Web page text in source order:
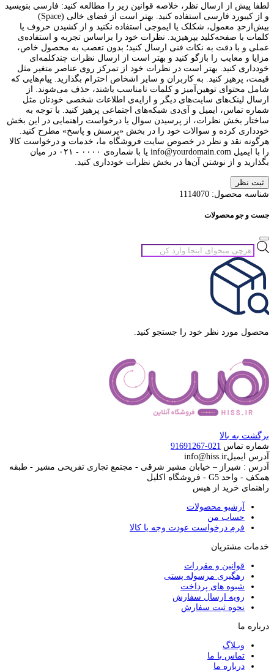
لطفا پیش از ارسال نظر، خلاصه قوانین زیر را مطالعه کنید: فارسی بنویسید
و از کیبورد فارسی استفاده کنید. بهتر است از فضای خالی (Space)
بیش‌از‌حدِ معمول، شکلک یا ایموجی استفاده نکنید و از کشیدن حروف یا
کلمات با صفحه‌کلید بپرهیزید. نظرات خود را براساس تجربه و استفاده‌ی
عملی و با دقت به نکات فنی ارسال کنید؛ بدون تعصب به محصول خاص،
مزایا و معایب را بازگو کنید و بهتر است از ارسال نظرات چندکلمه‌‌ای
خودداری کنید. بهتر است در نظرات خود از تمرکز روی عناصر متغیر مثل
قیمت، پرهیز کنید. به کاربران و سایر اشخاص احترام بگذارید. پیام‌هایی که
شامل محتوای توهین‌آمیز و کلمات نامناسب باشند، حذف می‌شوند. از
ارسال لینک‌های سایت‌های دیگر و ارایه‌ی اطلاعات شخصی خودتان مثل
شماره تماس، ایمیل و آی‌دی شبکه‌های اجتماعی پرهیز کنید. با توجه به
ساختار بخش نظرات، از پرسیدن سوال یا درخواست راهنمایی در این بخش
خودداری کرده و سوالات خود را در بخش «پرسش و پاسخ» مطرح کنید.
هرگونه نقد و نظر در خصوص سایت فروشگاه ما، خدمات و درخواست کالا
را با ایمیل info@yourdomain.com یا با شماره‌ی ۰۰۰۰ - ۰۲۱ در میان
بگذارید و از نوشتن آن‌ها در بخش نظرات خودداری کنید.
ثبت نظر
شناسه محصول: 1114070
جست و جو محصولات
جستجوی
محصولات
محصول مورد نظر خود را جستجو کنید.
برگشت به بالا
شماره تماس 021-91691267
آدرس ایمیلinfo@hiss.ir
آدرس : شیراز – خیابان مشیر شرقی - مجتمع تجاری تفریحی مشیر - طبقه
همکف - واحد G5 - فروشگاه اکلیل
راهنمای خرید از هیس
آرشیو محصولات
حساب من
فرم درخواست عودت وجه یا کالا
خدمات مشتریان
قوانین و مقررات
رهگیری مرسوله پستی
شیوه های پرداخت
رویه ارسال سفارش
نحوه ثبت سفارش
درباره ما
وبـلاگ
تماس با ما
درباره ما